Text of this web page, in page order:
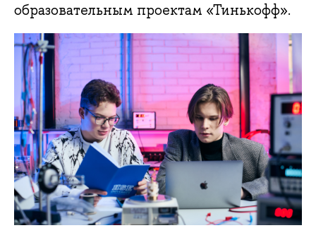
образовательным проектам «Тинькофф».